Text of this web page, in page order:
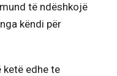
të ndëshkojë
këndi për
edhe te